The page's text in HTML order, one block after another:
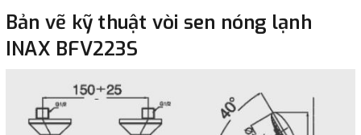
- Sau khi có thông tin xác thực đã chuyển tiền của quý
khách, chúng tôi sẽ thực hiện đơn hàng theo yêu cầu.
Bản vẽ kỹ thuật vòi sen nóng lạnh
INAX BFV223S